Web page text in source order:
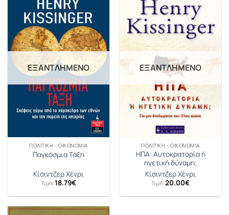
ΕΞΑΝΤΛΗΜΈΝΟ
ΠΟΛΙΤΙΚΉ - ΟΙΚΟΝΟΜΊΑ
Παγκόσμια Τάξη
Κίσιντζερ Χένρι
Τιμή: 18.79€
ΕΞΑΝΤΛΗΜΈΝΟ
ΠΟΛΙΤΙΚΉ - ΟΙΚΟΝΟΜΊΑ
ΗΠΑ: Αυτοκρατορία ή
ηγετική δύναμη;
Κίσιντζερ Χένρι
Τιμή: 20.00€